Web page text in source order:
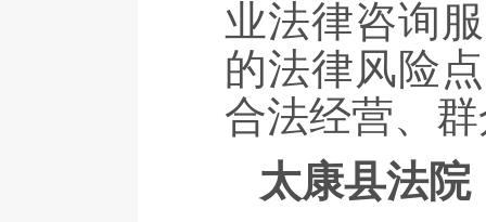
业法律咨询
的法律风险
合法经营、
太康县法院